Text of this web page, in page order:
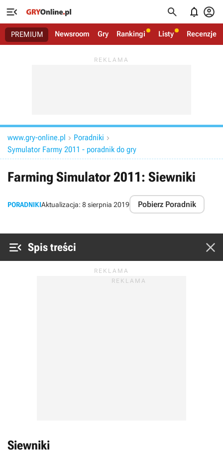
   
PREMIUM Newsroom Gry Rankingi Listy Recenzje
www.gry-online.pl  Poradniki 
Symulator Farmy 2011 - poradnik do gry
Farming Simulator 2011: Siewniki
PORADNIKIAktualizacja: 8 sierpnia 2019 Pobierz Poradnik
 Spis treści 
Siewniki